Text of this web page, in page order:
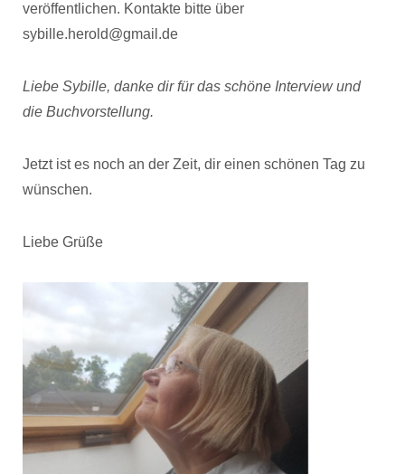
veröffentlichen. Kontakte bitte über
sybille.herold@gmail.de
Liebe Sybille, danke dir für das schöne Interview und
die Buchvorstellung.
Jetzt ist es noch an der Zeit, dir einen schönen Tag zu
wünschen.
Liebe Grüße